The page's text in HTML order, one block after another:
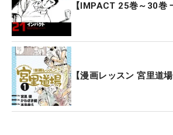
【IMPACT 25巻～30巻
【漫画レッスン 宮里道